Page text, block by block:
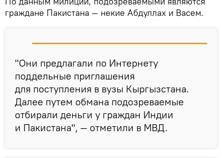
граждане Пакистана — некие Абдуллах и Васем.
"Они предлагали по Интернету
поддельные приглашения
для поступления в вузы Кыргызстана.
Далее путем обмана подозреваемые
отбирали деньги у граждан Индии
и Пакистана", — отметили в МВД.